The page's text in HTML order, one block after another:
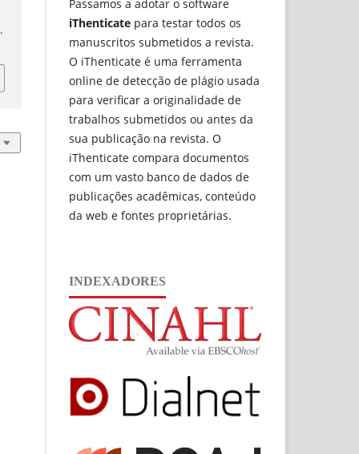
.
Passamos a adotar o software
iThenticate para testar todos os
manuscritos submetidos a revista.
O iThenticate é uma ferramenta
online de detecção de plágio usada
para verificar a originalidade de
trabalhos submetidos ou antes da
sua publicação na revista. O
iThenticate compara documentos
com um vasto banco de dados de
publicações acadêmicas, conteúdo
da web e fontes proprietárias.
INDEXADORES